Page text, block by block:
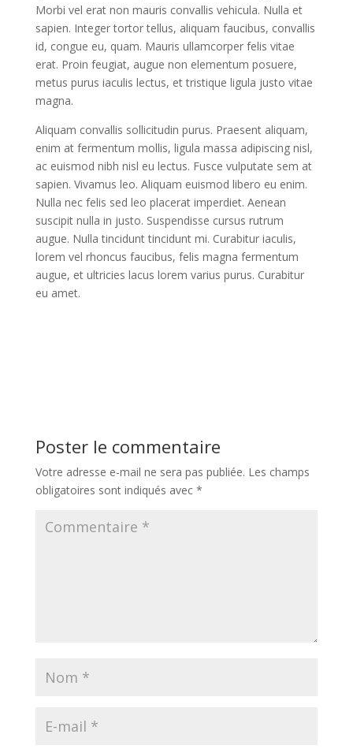
Morbi vel erat non mauris convallis vehicula. Nulla et
sapien. Integer tortor tellus, aliquam faucibus, convallis
id, congue eu, quam. Mauris ullamcorper felis vitae
erat. Proin feugiat, augue non elementum posuere,
metus purus iaculis lectus, et tristique ligula justo vitae
magna.
Aliquam convallis sollicitudin purus. Praesent aliquam,
enim at fermentum mollis, ligula massa adipiscing nisl,
ac euismod nibh nisl eu lectus. Fusce vulputate sem at
sapien. Vivamus leo. Aliquam euismod libero eu enim.
Nulla nec felis sed leo placerat imperdiet. Aenean
suscipit nulla in justo. Suspendisse cursus rutrum
augue. Nulla tincidunt tincidunt mi. Curabitur iaculis,
lorem vel rhoncus faucibus, felis magna fermentum
augue, et ultricies lacus lorem varius purus. Curabitur
eu amet.
Poster le commentaire
Votre adresse e-mail ne sera pas publiée. Les champs
obligatoires sont indiqués avec *